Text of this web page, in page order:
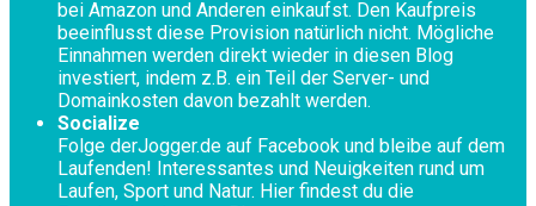
bei Amazon und Anderen einkaufst. Den Kaufpreis
beeinflusst diese Provision natürlich nicht. Mögliche
Einnahmen werden direkt wieder in diesen Blog
investiert, indem z.B. ein Teil der Server- und
Domainkosten davon bezahlt werden.
Socialize
Folge derJogger.de auf Facebook und bleibe auf dem
Laufenden! Interessantes und Neuigkeiten rund um
Laufen, Sport und Natur. Hier findest du die